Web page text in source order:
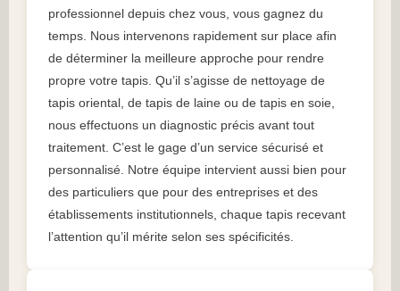
professionnel depuis chez vous, vous gagnez du
temps. Nous intervenons rapidement sur place afin
de déterminer la meilleure approche pour rendre
propre votre tapis. Qu’il s’agisse de nettoyage de
tapis oriental, de tapis de laine ou de tapis en soie,
nous effectuons un diagnostic précis avant tout
traitement. C’est le gage d’un service sécurisé et
personnalisé. Notre équipe intervient aussi bien pour
des particuliers que pour des entreprises et des
établissements institutionnels, chaque tapis recevant
l’attention qu’il mérite selon ses spécificités.